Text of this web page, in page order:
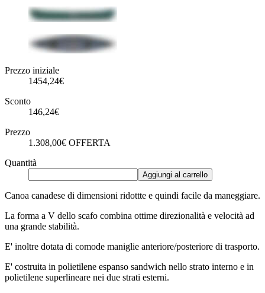
Prezzo iniziale
1454,24€
Sconto
146,24€
Prezzo
1.308,00€ OFFERTA
Quantità
Aggiungi al carrello
Canoa canadese di dimensioni ridottte e quindi facile da maneggiare.
La forma a V dello scafo combina ottime direzionalità e velocità ad
una grande stabilità.
E' inoltre dotata di comode maniglie anteriore/posteriore di trasporto.
E' costruita in polietilene espanso sandwich nello strato interno e in
polietilene superlineare nei due strati esterni.